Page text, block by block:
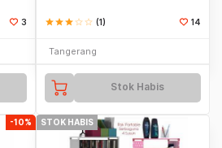
3 starstarstarstar_borderstar_border (1) 14
Tangerang
Stok Habis
-10% STOK HABIS